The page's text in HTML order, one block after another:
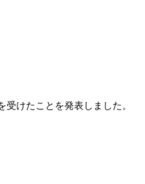
けたことを発表しました。